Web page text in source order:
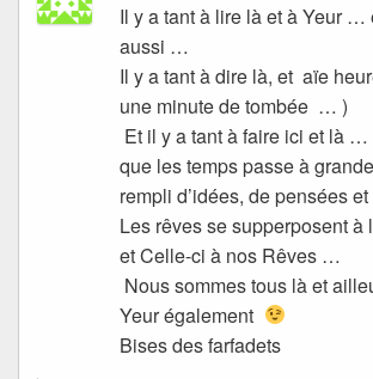
Il y a tant à lire là et à Yeur …
aussi …
Il y a tant à dire là, et aïe
une minute de tombée … )
Et il y a tant à faire ici et là …
que les temps passe à
rempli d’idées, de pensées
Les rêves se supperposent à
et Celle-ci à nos Rêves …
Nous sommes tous là et
Yeur également
Bises des farfadets